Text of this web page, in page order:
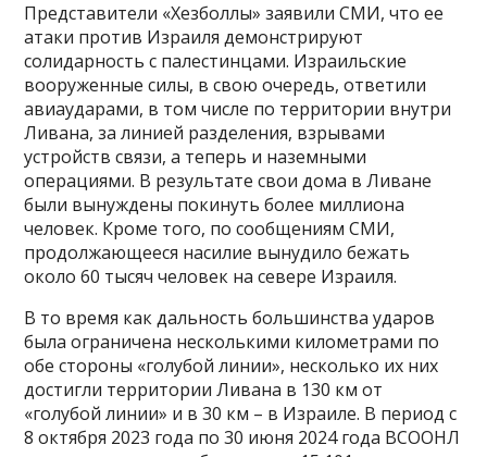
Представители «Хезболлы» заявили СМИ, что ее
атаки против Израиля демонстрируют
солидарность с палестинцами. Израильские
вооруженные силы, в свою очередь, ответили
авиаударами, в том числе по территории внутри
Ливана, за линией разделения, взрывами
устройств связи, а теперь и наземными
операциями. В результате свои дома в Ливане
были вынуждены покинуть более миллиона
человек. Кроме того, по сообщениям СМИ,
продолжающееся насилие вынудило бежать
около 60 тысяч человек на севере Израиля.
В то время как дальность большинства ударов
была ограничена несколькими километрами по
обе стороны «голубой линии», несколько их них
достигли территории Ливана в 130 км от
«голубой линии» и в 30 км – в Израиле. В период с
8 октября 2023 года по 30 июня 2024 года ВСООНЛ